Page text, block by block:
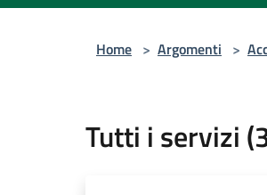
Home > Argomenti >
Tutti i servizi